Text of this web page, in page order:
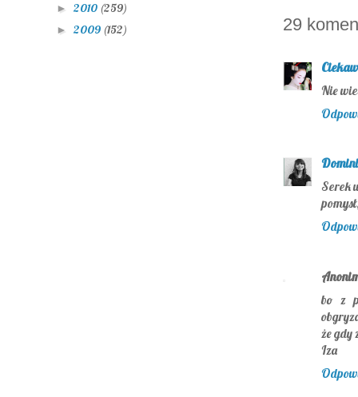
29
Nie
Serek
bo z
że gdy
Iza
► 2010 (259)
► 2009 (152)